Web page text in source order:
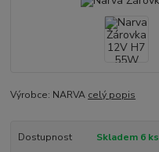
Výrobce: NARVA celý popis
Dostupnost
Skladem 6 ks